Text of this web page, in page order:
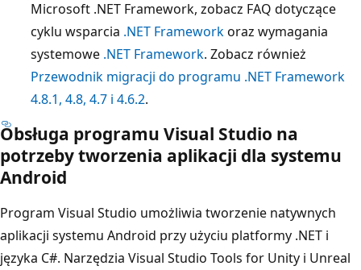
Microsoft .NET Framework, zobacz FAQ dotyczące
cyklu wsparcia .NET Frameworkoraz wymagania
systemowe .NET Framework. Zobacz również
Przewodnik migracji do programu .NET Framework
4.8.1, 4.8, 4.7 i 4.6.2.
Obsługa programu Visual Studio na
potrzeby tworzenia aplikacji dla systemu
Android
Program Visual Studio umożliwia tworzenie natywnych
aplikacji systemu Android przy użyciu platformy .NET i
języka C#. Narzędzia Visual Studio Tools for Unity i Unreal